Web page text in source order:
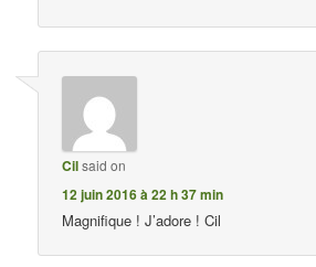
Cilsaid on
12 juin 2016 à 22 h 37 min
Magnifique ! J’adore ! Cil